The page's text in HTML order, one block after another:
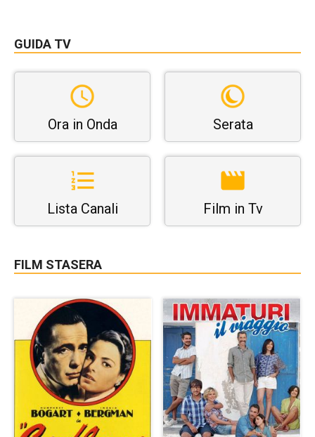
GUIDA TV
Ora in Onda Serata
Lista Canali Film in Tv
FILM STASERA